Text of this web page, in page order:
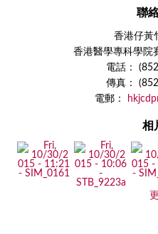
聯
香港仔黃
香港醫學專科學院
電話：
傳真：
電郵：
相